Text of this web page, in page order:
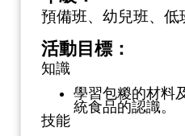
預備班、幼兒班、低
活動目標：
知識
學習包糉的材料
統食品的認識。
技能